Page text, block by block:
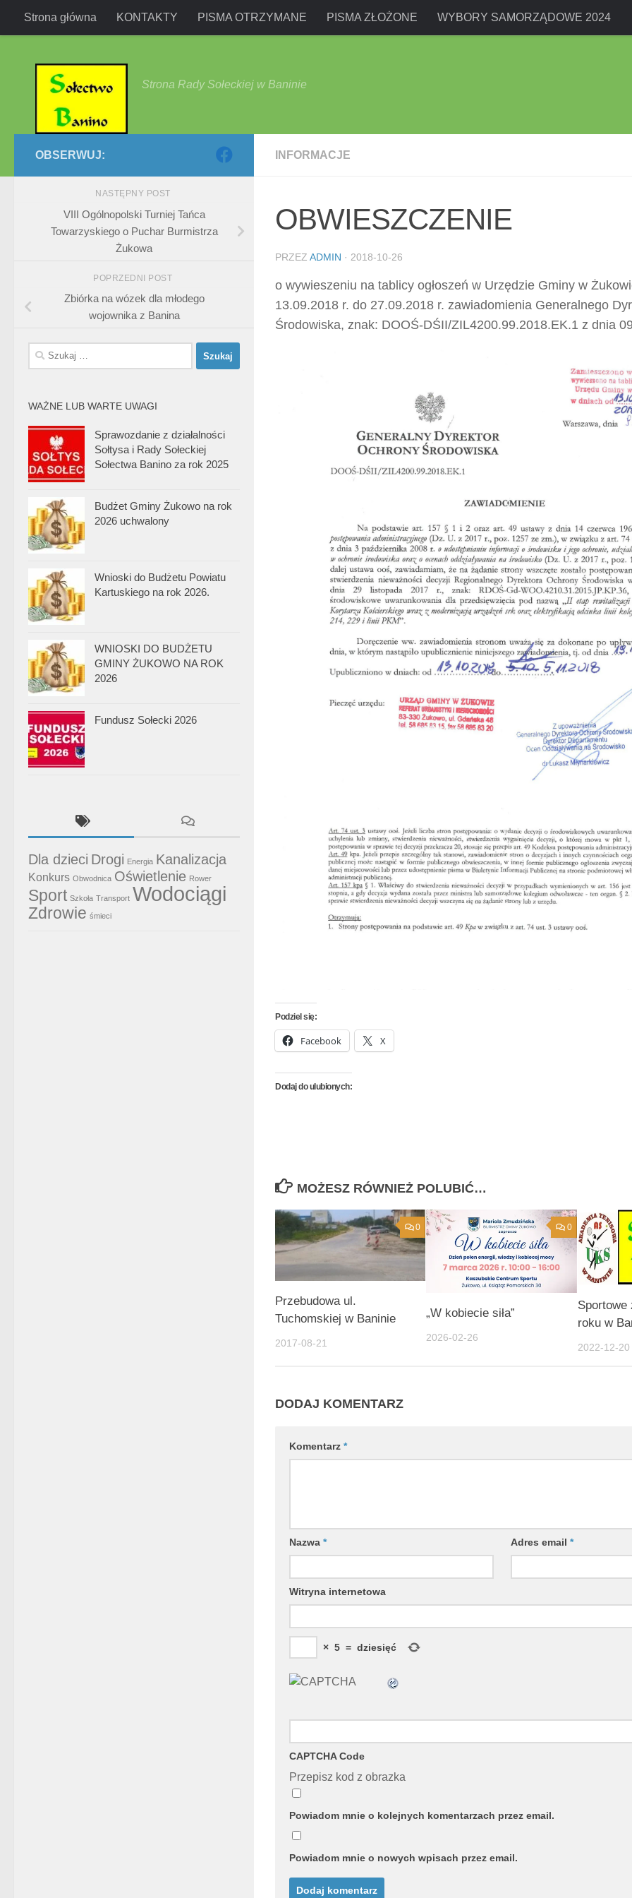
Przejdź do treści
Strona główna KONTAKTY PISMA OTRZYMANE PISMA ZŁOŻONE WYBORY SAMORZĄDOWE 2024
Strona Rady Sołeckiej w Baninie
INFORMACJE
OBWIESZCZENIE
PRZEZ ADMIN · 2018-10-26
o wywieszeniu na tablicy ogłoszeń w Urzędzie Gminy w
13.09.2018 r. do 27.09.2018 r. zawiadomienia Generalnego
Środowiska, znak: DOOŚ-DŚII/ZIL4200.99.2018.EK.1 z dnia
Podziel się:
Facebook X
Dodaj do ulubionych:
MOŻESZ RÓWNIEŻ POLUBIĆ…
0
Przebudowa ul.
Tuchomskiej w Baninie
2017-08-21
0
„W kobiecie siła”
2026-02-26
Sportowe
roku w
2022-12-20
DODAJ KOMENTARZ
Komentarz *
Nazwa * Adres email*
Witryna internetowa
× 5 = dziesięć
CAPTCHA Code
Przepisz kod z obrazka
Powiadom mnie o kolejnych komentarzach przez email.
Powiadom mnie o nowych wpisach przez email.
OBSERWUJ:
NASTĘPNY POST
VIII Ogólnopolski Turniej Tańca
Towarzyskiego o Puchar Burmistrza
Żukowa
POPRZEDNI POST
Zbiórka na wózek dla młodego
wojownika z Banina
Szukaj:
WAŻNE LUB WARTE UWAGI
Sprawozdanie z działalności
Sołtysa i Rady Sołeckiej
Sołectwa Banino za rok 2025
Budżet Gminy Żukowo na rok
2026 uchwalony
Wnioski do Budżetu Powiatu
Kartuskiego na rok 2026.
WNIOSKI DO BUDŻETU
GMINY ŻUKOWO NA ROK
2026
Fundusz Sołecki 2026
Dla dzieci Drogi Energia Kanalizacja
Konkurs Obwodnica Oświetlenie Rower
Sport Szkoła Transport Wodociągi
Zdrowie śmieci